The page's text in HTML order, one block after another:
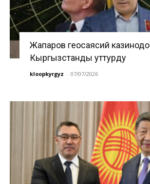
Жапаров геосаясий казинодо
Кыргызстанды уттурду
kloopkyrgyz - 07/07/2026